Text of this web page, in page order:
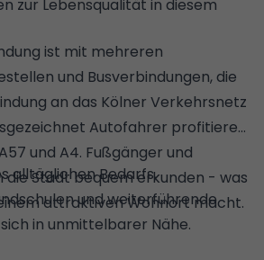
zur Lebensqualität in diesem
ist mit mehreren
und Busverbindungen, die
an das Kölner Verkehrsnetz
Autofahrer profitieren
und A4. Fußgänger und
die Stadt bequem erkunden - was
attraktiven Wohnort macht.
alltäglichen Bedarfs,
und weiterführende
in unmittelbarer Nähe.